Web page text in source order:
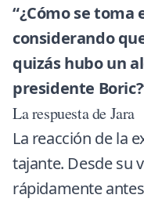
“¿Cómo se toma
considerando
quizás hubo un
presidente
La respuesta de Jara
La reacción de la
tajante. Desde su
rápidamente